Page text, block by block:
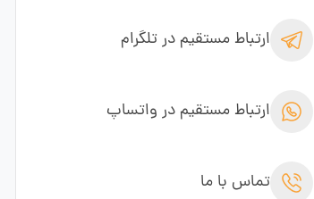
ارتباط مستقیم در تلگرام
ارتباط مستقیم در واتساپ
تماس با ما